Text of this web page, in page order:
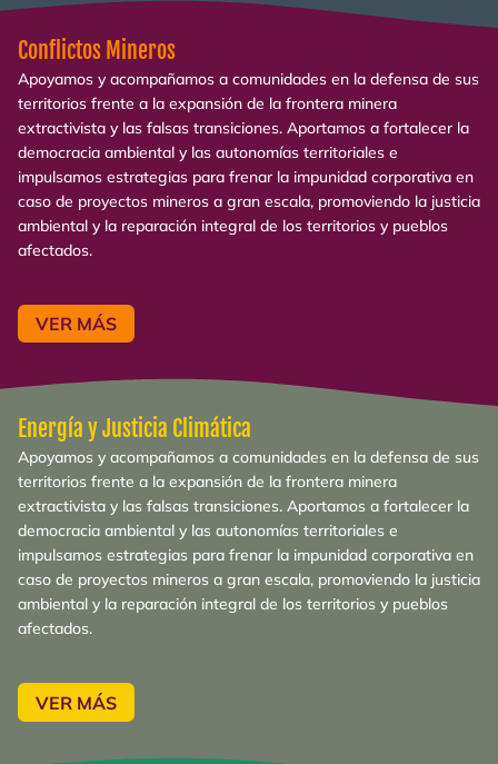
Conflictos Mineros
Apoyamos y acompañamos a comunidades en la defensa de sus
territorios frente a la expansión de la frontera minera
extractivista y las falsas transiciones. Aportamos a fortalecer la
democracia ambiental y las autonomías territoriales e
impulsamos estrategias para frenar la impunidad corporativa en
caso de proyectos mineros a gran escala, promoviendo la justicia
ambiental y la reparación integral de los territorios y pueblos
afectados.
VER MÁS
Energía y Justicia Climática
Apoyamos y acompañamos a comunidades en la defensa de sus
territorios frente a la expansión de la frontera minera
extractivista y las falsas transiciones. Aportamos a fortalecer la
democracia ambiental y las autonomías territoriales e
impulsamos estrategias para frenar la impunidad corporativa en
caso de proyectos mineros a gran escala, promoviendo la justicia
ambiental y la reparación integral de los territorios y pueblos
afectados.
VER MÁS